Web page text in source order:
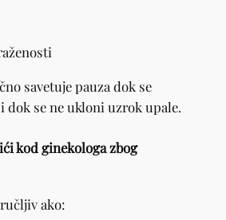
savetuje pauza dok se
dok se ne ukloni uzrok upale.
kod ginekologa zbog
ako: